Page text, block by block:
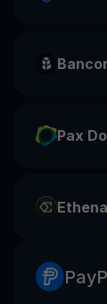
Bancor
Pax
Ethena